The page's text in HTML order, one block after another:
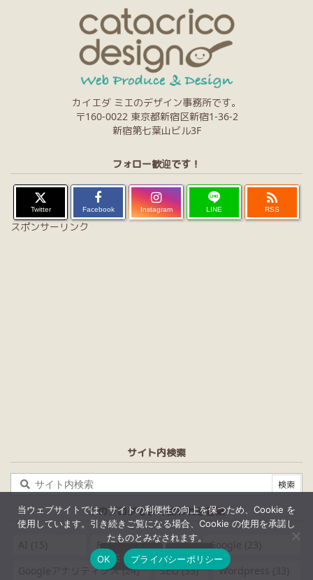
カイエダ ミエのデザイン事務所です。
〒160-0022 東京都新宿区新宿1-36-2
新宿第七葉山ビル3F
フォロー歓迎です！
Twitter Facebook Instagram LINE

RSS
スポンサーリンク
サイト内検索
このブログでよく使われる言葉
Facebook(38)
Googleアナリティクス
(24) SEO(33) Wordpress
 メニュー  上へ
当ウェブサイトでは、サイトの利便性の向上を保つため、Cookie を
使用しています。引き続きご覧になる場合、Cookie の使用を承諾し
たものとみなされます。
OK
プライバシーポリシー